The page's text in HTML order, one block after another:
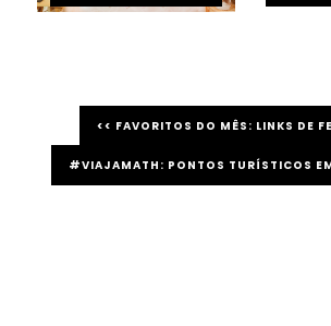
<< FAVORITOS DO MÊS: LINKS DE
#VIAJAMATH: PONTOS TURÍSTICOS